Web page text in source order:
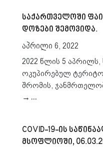
საქართველოში
დოზები შემოვიდა.
აპრილი 6, 2022
2022 წლის 5
ოკუპირებულ
შრომის,
→…
COVID-19-ის
მსოფლიოში,